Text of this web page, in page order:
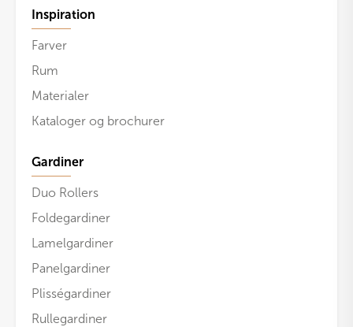
Inspiration
Farver
Rum
Materialer
Kataloger og brochurer
Gardiner
Duo Rollers
Foldegardiner
Lamelgardiner
Panelgardiner
Plisségardiner
Rullegardiner